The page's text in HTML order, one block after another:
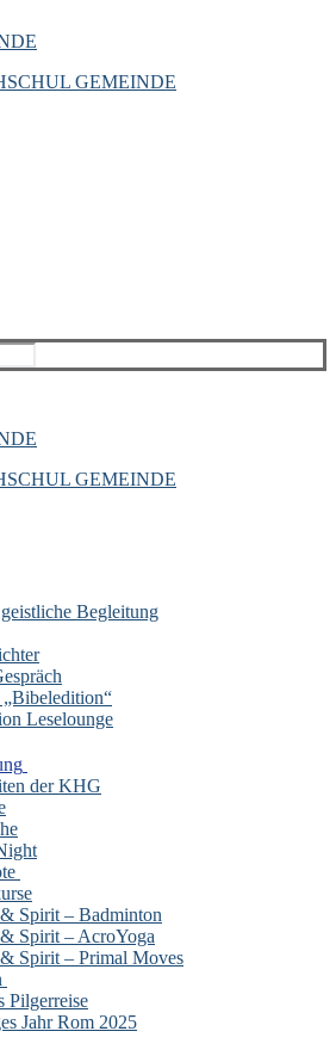
GEMEINDE
GEMEINDE
Begleitung
„Bibeledition“
Leselounge
der KHG
Spirit – Badminton
Spirit – AcroYoga
Spirit – Primal Moves
Pilgerreise
Jahr Rom 2025